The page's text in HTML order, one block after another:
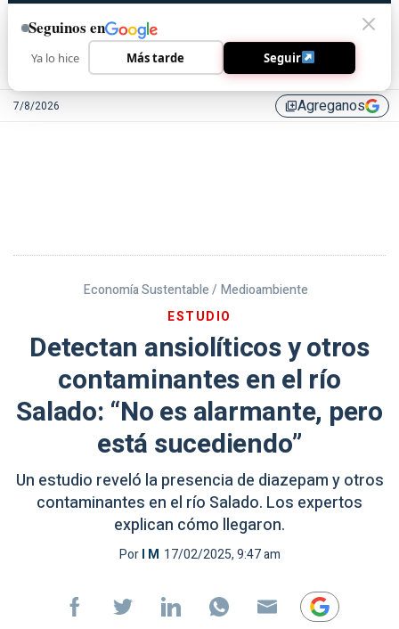
7/8/2026 library_addAgreganos
Economía Sustentable / Medioambiente
ESTUDIO
Detectan ansiolíticos y otros
contaminantes en el río
Salado: “No es alarmante, pero
está sucediendo”
Un estudio reveló la presencia de diazepam y otros
contaminantes en el río Salado. Los expertos
explican cómo llegaron.
PorI M 17/02/2025, 9:47 am
Seguinos en
Ya lo hice Más tarde Seguir